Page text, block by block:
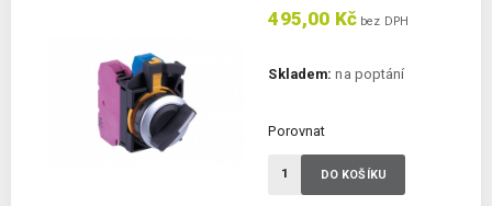
495,00 Kč bez DPH
Skladem: na poptání
Porovnat
DO KOŠÍKU